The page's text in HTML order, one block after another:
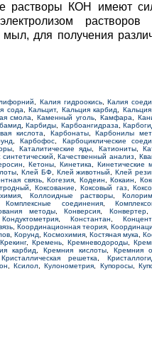
растворы КОН имеют
растворов
для получения
,Калия гидроокись,Калия
сода ,Кальцит, Кальция карбид
смола ,Каменный уголь ,Камфара ,
,Карбиды Карбоангидраза
кислота Карбонаты,Карбонилы
,Карбофос Карбоциклические
Каталитические яды Катиониты,
синтетический ,Качественный анализ ,
Кетоны Кинетика
Кинетические
Клей БФ Клей животный ,Клей
связь, Когезия Кодеин Кокаин
,Коксование ,Коксовый газ,
, Коллоидные растворы,
Комплексные соединения,
методы, Конверсия Конвертер,
Кондуктометрия Константан
, Координационная теория,
Корунд Космохимия Костяная мука
Крекинг,Кремень ,Кремневодороды ,
карбид ,Кремния кислоты, Кремния
Кристаллическая решетка ,
,Ксилол ,Кулонометрия Купоросы,